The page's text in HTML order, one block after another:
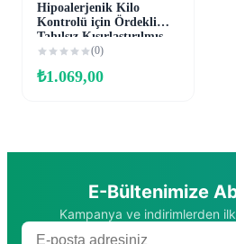
Hipoalerjenik Kilo
Kontrolü için Ördekli
Tahılsız Kısırlaştırılmış
Kedi Maması 2kg
(0)
₺1.069,00
E-Bültenimize
Kampanya ve indirimlerden